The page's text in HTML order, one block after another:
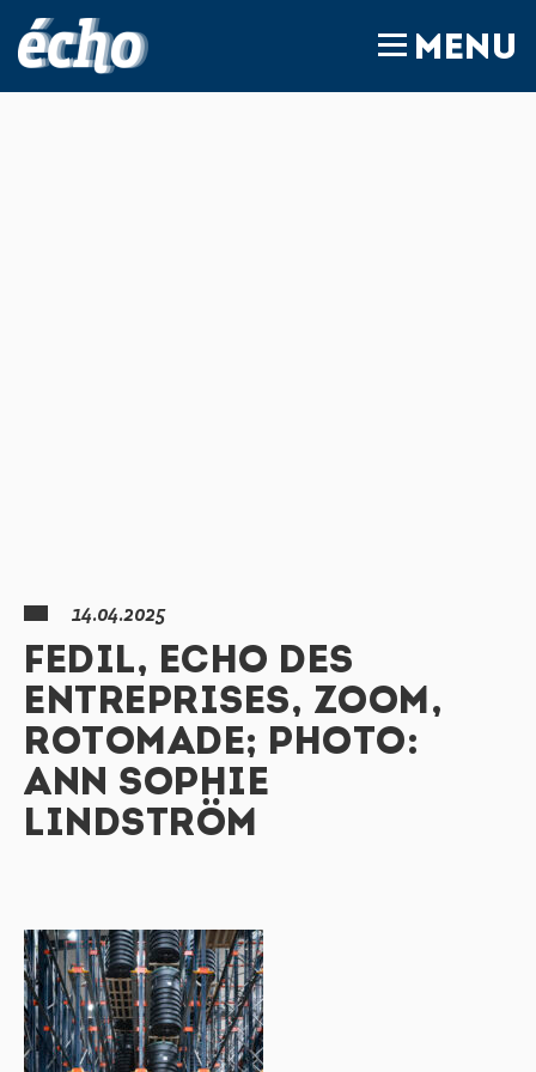
MENU
14.04.2025
FEDIL, ECHO DES
ENTREPRISES, ZOOM,
ROTOMADE; PHOTO:
ANN SOPHIE
LINDSTRÖM